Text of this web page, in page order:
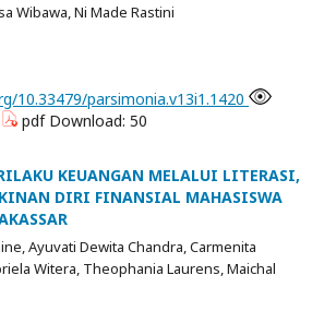
Wibawa, Ni Made Rastini
10.33479/parsimonia.v13i1.1420
pdf Download: 50
KEUANGAN MELALUI LITERASI,
DIRI FINANSIAL MAHASISWA
Ayuvati Dewita Chandra, Carmenita
Witera, Theophania Laurens, Maichal